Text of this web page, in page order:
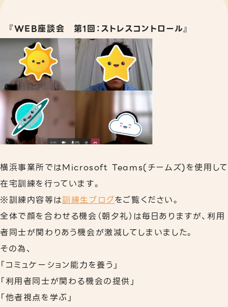
就労定着支援
若年者就労支援
企業向けサービス
リワークプログラム
相談支援
下北沢事業所
秋葉原事業所
職員紹介
よくあるご質問
『WEB座談会 第1回：ストレスコントロール』
横浜事業所ではMicrosoft Teams(チームズ)を使用して
在宅訓練を行っています。
※訓練内容等は訓練生ブログをご覧ください。
全体で顔を合わせる機会（朝夕礼）は毎日ありますが、利用
者同士が関わりあう機会が激減してしまいました。
その為、
「コミュケーション能力を養う」
「利用者同士が関わる機会の提供」
「他者視点を学ぶ」